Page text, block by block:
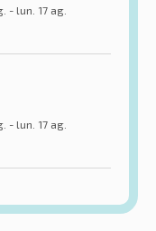
- lun. 17 ag.
- lun. 17 ag.